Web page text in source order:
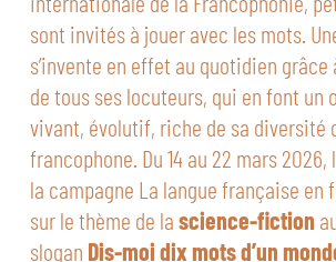
sont invités à jouer avec les mots.
s’invente en effet au quotidien grâce
de tous ses locuteurs, qui en font un
vivant, évolutif, riche de sa diversité
francophone. Du 14 au 22 mars 2026,
la campagne La langue française en
sur le thème de lascience-fiction
slogan Dis-moi dix mots d’un